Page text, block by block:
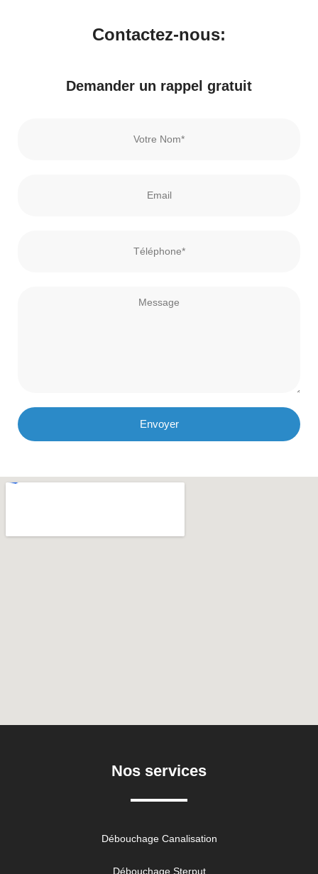
Contactez-nous:
Demander un rappel gratuit
Envoyer
Nos services
Débouchage Canalisation
Débouchage Sterput